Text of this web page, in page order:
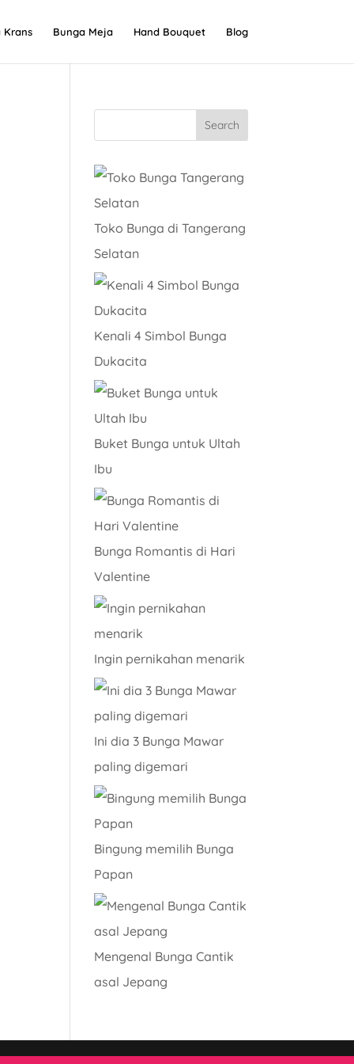
Krans Bunga Meja Hand Bouquet Blog
Toko Bunga di Tangerang
Selatan
Kenali 4 Simbol Bunga
Dukacita
Buket Bunga untuk Ultah
Ibu
Bunga Romantis di Hari
Valentine
Ingin pernikahan menarik
Ini dia 3 Bunga Mawar
paling digemari
Bingung memilih Bunga
Papan
Mengenal Bunga Cantik
asal Jepang